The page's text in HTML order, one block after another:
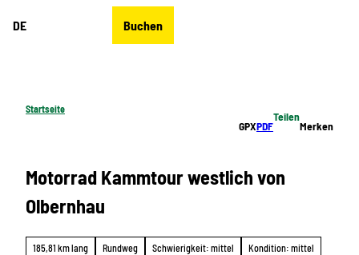
DE Buchen
Startseite
GPXPDF
Teilen
Merken
Motorrad Kammtour westlich von
Olbernhau
185,81 km lang Rundweg Schwierigkeit: mittel
Kondition: mittel